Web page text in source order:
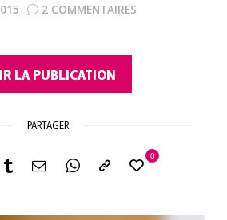
2 COMMENTAIRES
LA PUBLICATION
PARTAGER
0